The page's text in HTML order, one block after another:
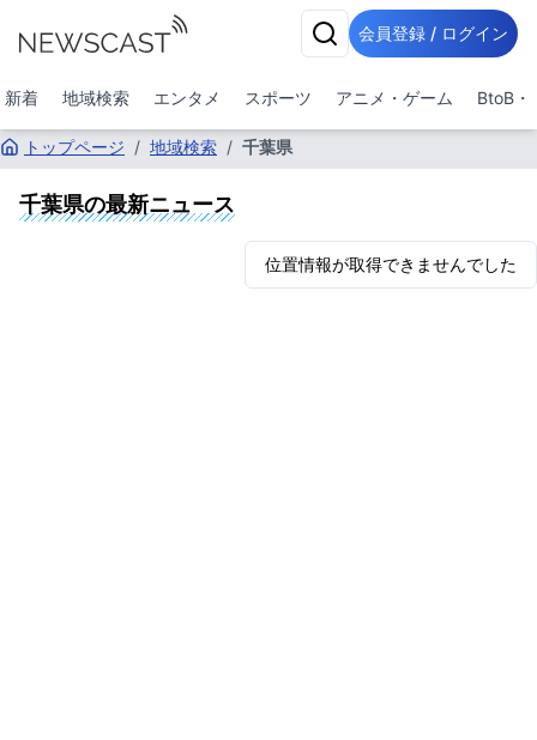
会員登録 / ログイン
新着 地域検索 エンタメ スポーツ アニメ・ゲーム BtoB・
トップページ / 地域検索 / 千葉県
千葉県の最新ニュース
位置情報が取得できませんでした